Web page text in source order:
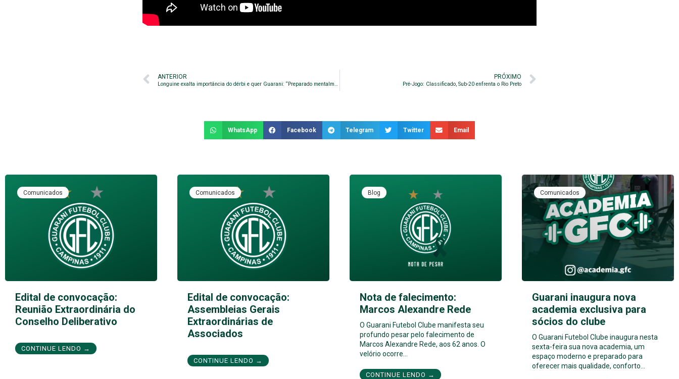
ANTERIOR
Longuine exalta importância do dérbi e quer Guarani: “Preparado mentalmente”
PRÓXIMO
Pré-Jogo: Classificado, Sub-20 enfrenta o Rio Preto
WhatsApp Facebook Telegram Twitter Email
Comunicados
Edital de convocação:
Reunião Extraordinária do
Conselho Deliberativo
CONTINUE LENDO →
Comunicados
Edital de convocação:
Assembleias Gerais
Extraordinárias de
Associados
CONTINUE LENDO →
Blog
Nota de falecimento:
Marcos Alexandre Rede
O Guarani Futebol Clube manifesta seu
profundo pesar pelo falecimento de
Marcos Alexandre Rede, aos 62 anos. O
velório ocorre…
CONTINUE LENDO →
Comunicados
Guarani inaugura nova
academia exclusiva para
sócios do clube
O Guarani Futebol Clube inaugura nesta
sexta-feira sua nova academia, um
espaço moderno e preparado para
oferecer mais qualidade, conforto…